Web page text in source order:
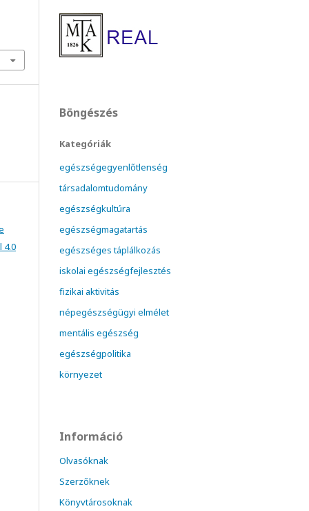
4.0
Böngészés
Kategóriák
egészségegyenlőtlenség
társadalomtudomány
egészségkultúra
egészségmagatartás
egészséges táplálkozás
iskolai egészségfejlesztés
fizikai aktivitás
népegészségügyi elmélet
mentális egészség
egészségpolitika
környezet
Információ
Olvasóknak
Szerzőknek
Könyvtárosoknak